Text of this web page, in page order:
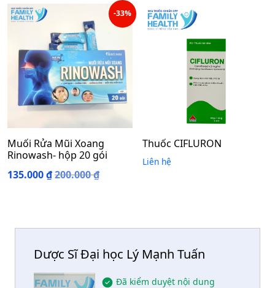
-33%
Muối Rửa Mũi Xoang
Rinowash- hộp 20 gói
135.000₫200.000₫
Thuốc CIFLURON
Liên hệ
Dược Sĩ Đại học Lý Mạnh Tuấn
Đã kiểm duyệt nội dung